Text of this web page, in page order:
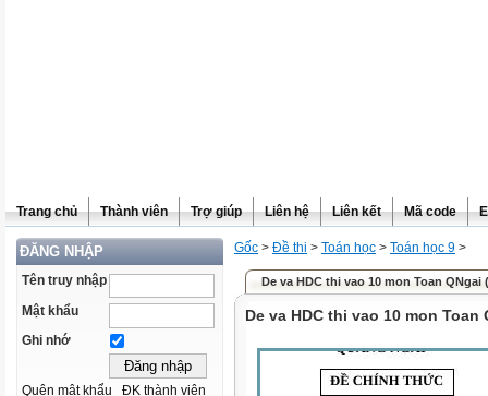
Trang chủ Thành viên Trợ giúp Liên hệ Liên kết Mã code
ĐĂNG NHẬP
Tên truy nhập
Mật khẩu
Ghi nhớ
Quên mật khẩu ĐK thành viên
Gốc > Đề thi > Toán học > Toán học 9 >
De va HDC thi vao 10 mon Toan QNgai
De va HDC thi vao 10 mon Toan